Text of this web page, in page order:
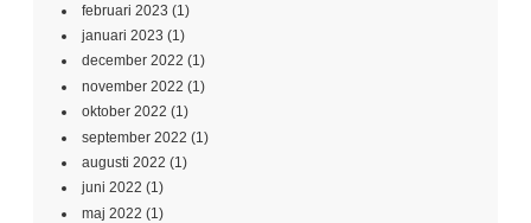
februari 2023 (1)
januari 2023 (1)
december 2022 (1)
november 2022 (1)
oktober 2022 (1)
september 2022 (1)
augusti 2022 (1)
juni 2022 (1)
maj 2022 (1)